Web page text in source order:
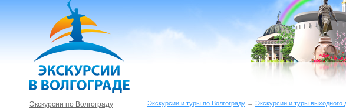
Экскурсии и туры по Волгограду → Экскурсии и туры выходного
Экскурсии по Волгограду